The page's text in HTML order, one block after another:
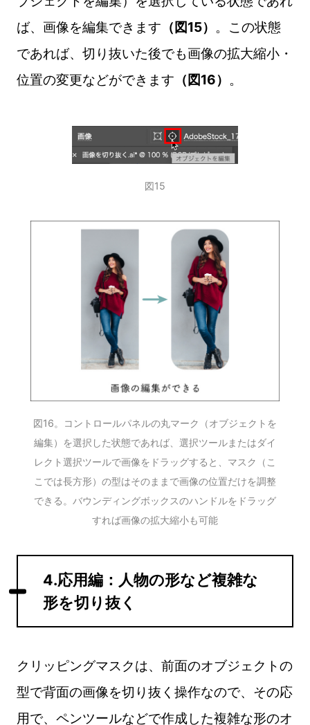
ば、画像を編集できます （図15） 。この状態
であれば、切り抜いた後でも画像の拡大縮小・
位置の変更などができます （図16） 。
図15
図16。コントロールパネルの丸マーク（オブジェクトを
編集）を選択した状態であれば、選択ツールまたはダイ
レクト選択ツールで画像をドラッグすると、マスク（こ
こでは長方形）の型はそのままで画像の位置だけを調整
できる。バウンディングボックスのハンドルをドラッグ
すれば画像の拡大縮小も可能
4.応用編：人物の形など複雑な
形を切り抜く
クリッピングマスクは、前面のオブジェクトの
型で背面の画像を切り抜く操作なので、その応
用で、ペンツールなどで作成した複雑な形のオ